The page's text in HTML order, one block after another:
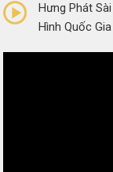
Hưng Phát
Hình Quốc